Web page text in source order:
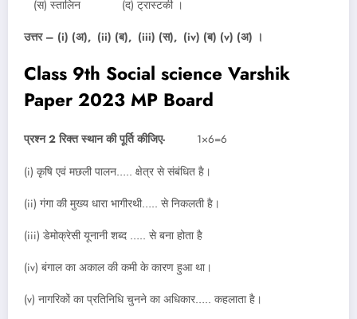
(स) स्तालिन (द) ट्रास्टकी ।
उत्तर – (i) (अ), (ii) (ब), (iii) (स), (iv) (ब) (v) (अ) ।
Class 9th Social science Varshik
Paper 2023 MP Board
प्रश्न 2 रिक्त स्थान की पूर्ति कीजिए- 1×6=6
(i) कृषि एवं मछली पालन….. क्षेत्र से संबंधित है।
(ii) गंगा की मुख्य धारा भागीरथी….. से निकलती है।
(iii) डेमोक्रेसी यूनानी शब्द ….. से बना होता है
(iv) बंगाल का अकाल की कमी के कारण हुआ था।
(v) नागरिकों का प्रतिनिधि चुनने का अधिकार….. कहलाता है।